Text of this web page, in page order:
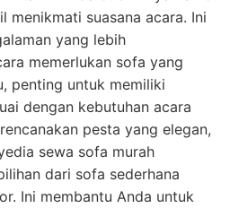
menikmati suasana acara. Ini
yang lebih
memerlukan sofa yang
penting untuk memiliki
dengan kebutuhan acara
pesta yang elegan,
sewa sofa murah
dari sofa sederhana
Ini membantu Anda untuk